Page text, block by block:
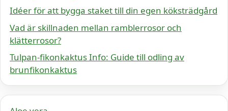
Idéer för att bygga staket till din egen köksträdgård
Vad är skillnaden mellan ramblerrosor och
klätterrosor?
Tulpan-fikonkaktus Info: Guide till odling av
brunfikonkaktus